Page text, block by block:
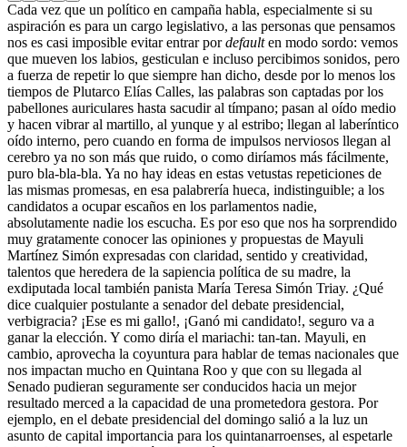
Cada vez que un político en campaña habla, especialmente si su
aspiración es para un cargo legislativo, a las personas que pensamos
nos es casi imposible evitar entrar pordefaulten modo sordo: vemos
que mueven los labios, gesticulan e incluso percibimos sonidos, pero
a fuerza de repetir lo que siempre han dicho, desde por lo menos los
tiempos de Plutarco Elías Calles, las palabras son captadas por los
pabellones auriculares hasta sacudir al tímpano; pasan al oído medio
y hacen vibrar al martillo, al yunque y al estribo; llegan al laberíntico
oído interno, pero cuando en forma de impulsos nerviosos llegan al
cerebro ya no son más que ruido, o como diríamos más fácilmente,
puro bla-bla-bla. Ya no hay ideas en estas vetustas repeticiones de
las mismas promesas, en esa palabrería hueca, indistinguible; a los
candidatos a ocupar escaños en los parlamentos nadie,
absolutamente nadie los escucha. Es por eso que nos ha sorprendido
muy gratamente conocer las opiniones y propuestas de Mayuli
Martínez Simón expresadas con claridad, sentido y creatividad,
talentos que heredera de la sapiencia política de su madre, la
exdiputada local también panista María Teresa Simón Triay. ¿Qué
dice cualquier postulante a senador del debate presidencial,
verbigracia? ¡Ese es mi gallo!, ¡Ganó mi candidato!, seguro va a
ganar la elección. Y como diría el mariachi: tan-tan. Mayuli, en
cambio, aprovecha la coyuntura para hablar de temas nacionales que
nos impactan mucho en Quintana Roo y que con su llegada al
Senado pudieran seguramente ser conducidos hacia un mejor
resultado merced a la capacidad de una prometedora gestora. Por
ejemplo, en el debate presidencial del domingo salió a la luz un
asunto de capital importancia para los quintanarroenses, al espetarle